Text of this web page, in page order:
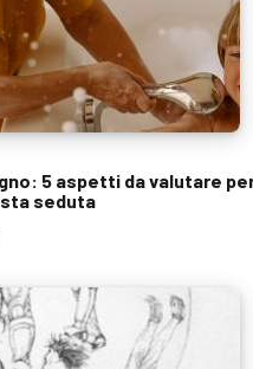
5 aspetti da valutare
seduta